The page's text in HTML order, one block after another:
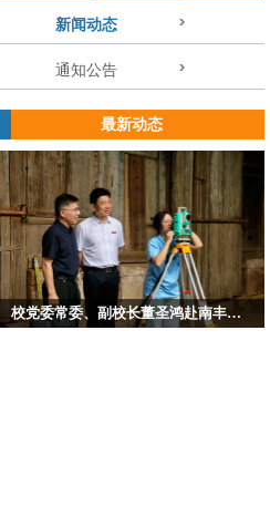
新闻动态
通知公告
最新动态
校党委常委、副校长董圣鸿赴南丰看望慰问 城市建设学院暑期“三下乡”社会实践队